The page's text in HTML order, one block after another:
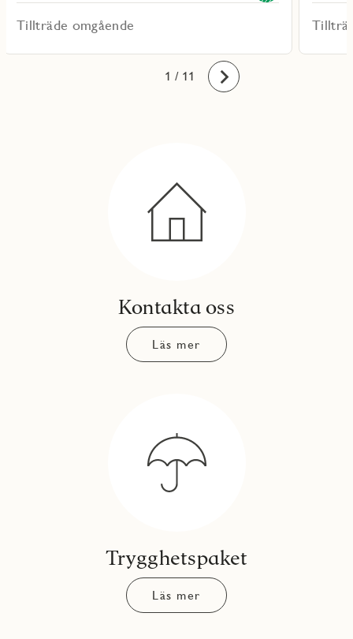
Tillträde omgående
1
2
3
4
5
6
7
8
9
10
11 / 11 Framåt
Kontakta oss
Läs mer
Trygghetspaket
Läs mer